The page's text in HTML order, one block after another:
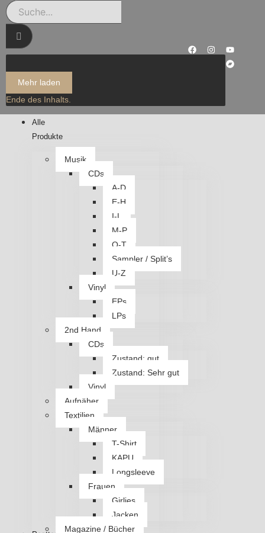
Mehr laden
Ende des Inhalts.
Alle
Produkte
Musik
CDs
A-D
E-H
I-L
M-P
Q-T
Sampler / Split’s
U-Z
Vinyl
EPs
LPs
2nd Hand
CDs
Zustand: gut
Zustand: Sehr gut
Vinyl
Aufnäher
Textilien
Männer
T-Shirt
KAPU
Longsleeve
Frauen
Girlies
Jacken
Magazine / Bücher